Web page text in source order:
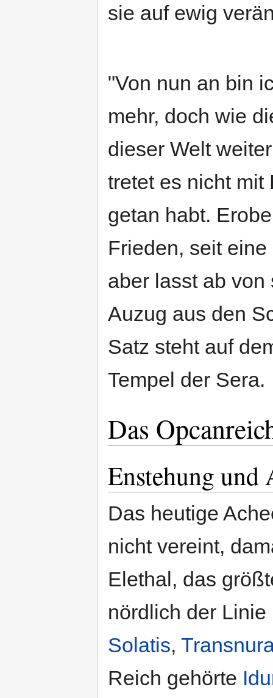
sie auf ewig
"Von nun an bin
mehr, doch wie
dieser Welt
tretet es nicht mit
getan habt.
Frieden, seit
aber lasst ab
Auzug aus den
Satz steht auf
Tempel der Sera.
Das
Enstehung und
Das heutige
nicht vereint,
Elethal, das
nördlich der Linie
Solatis,
Reich gehörte